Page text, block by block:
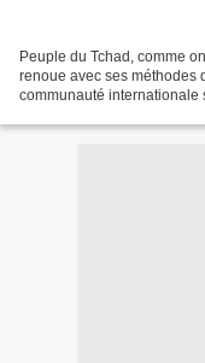
Peuple du Tchad, comme
renoue avec ses méthodes
communauté internationale